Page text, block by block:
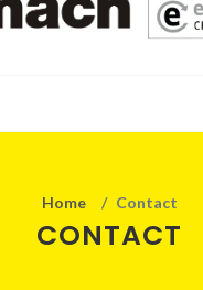
Home Contact
CONTACT